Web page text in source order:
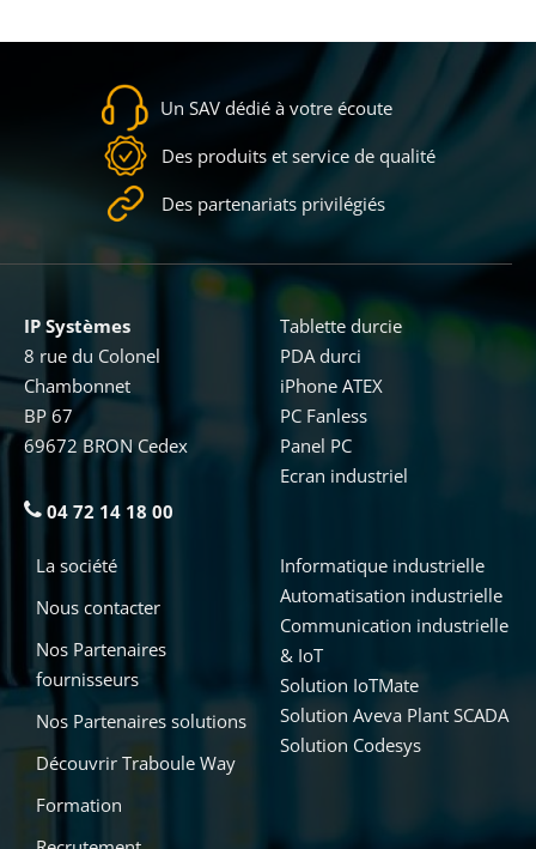
Un SAV dédié à votre écoute
Des produits et service de qualité
Des partenariats privilégiés
IP Systèmes
8 rue du Colonel
Chambonnet
BP 67
69672 BRON Cedex
04 72 14 18 00
Informatique industrielle
Automatisation industrielle
Communication industrielle
& IoT
Solution IoTMate
Solution Aveva Plant SCADA
Solution Codesys
Tablette durcie
PDA durci
iPhone ATEX
PC Fanless
Panel PC
Ecran industriel
La société
Nous contacter
Nos Partenaires
fournisseurs
Nos Partenaires solutions
Découvrir Traboule Way
Formation